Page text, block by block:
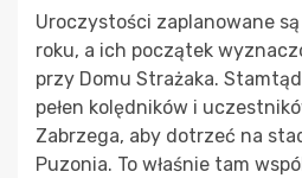
Uroczystości zaplanowane
roku, a ich początek
przy Domu Strażaka.
pełen kolędników i
Zabrzega, aby dotrzeć na
Puzonia. To właśnie tam